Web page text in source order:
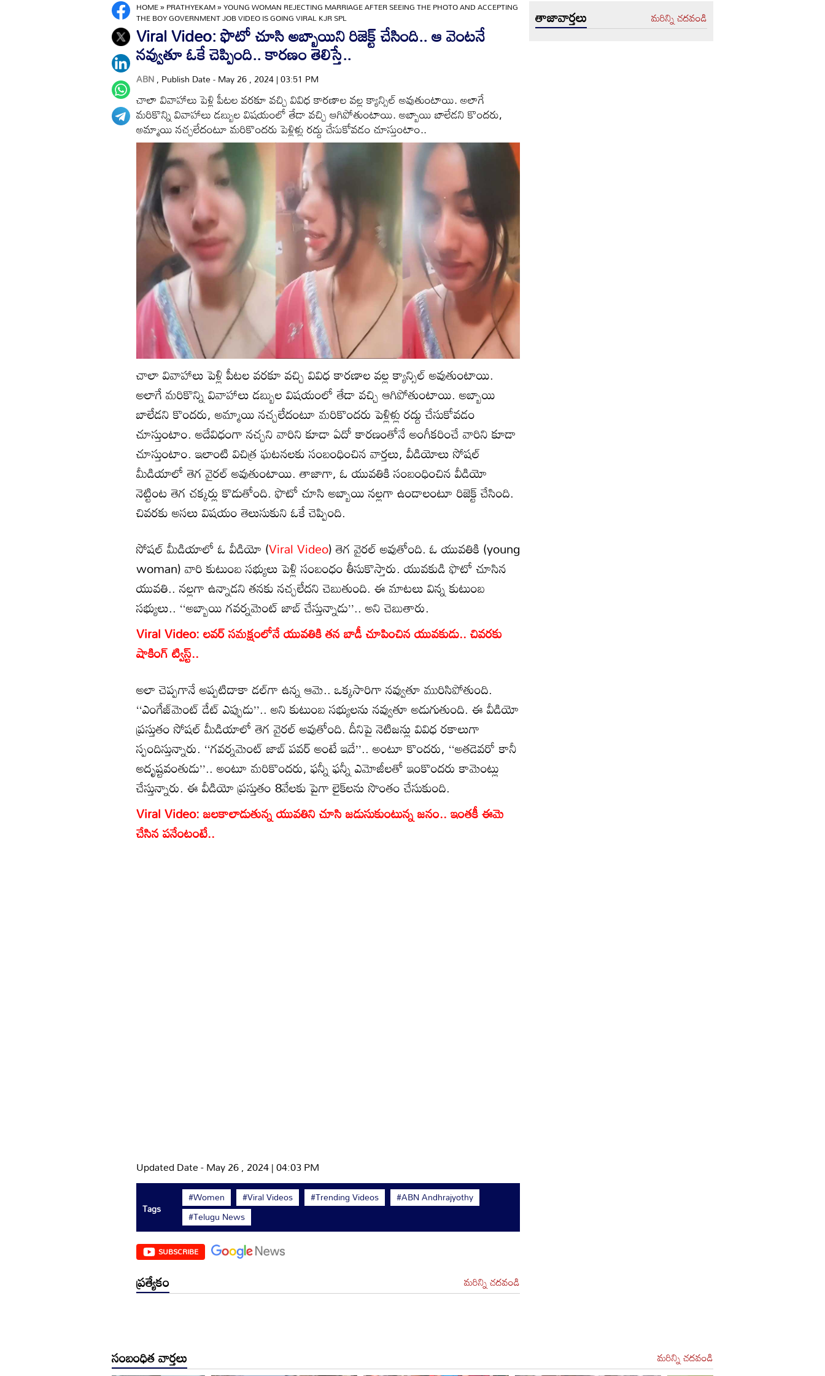
HOME»PRATHYEKAM»YOUNG WOMAN REJECTING MARRIAGE AFTER SEEING THE PHOTO AND ACCEPTING
THE BOY GOVERNMENT JOB VIDEO IS GOING VIRAL KJR SPL
Viral Video: ఫొటో చూసి అబ్బాయిని రిజెక్ట్ చేసింది.. ఆ వెంటనే
నవ్వుతూ ఓకే చెప్పింది.. కారణం తెలిస్తే..
ABN, Publish Date - May 26 , 2024 | 03:51 PM
చాలా వివాహాలు పెళ్లి పీటల వరకూ వచ్చి వివిధ కారణాల వల్ల క్యాన్సిల్ అవుతుంటాయి. అలాగే
మరికొన్ని వివాహాలు డబ్బుల విషయంలో తేడా వచ్చి ఆగిపోతుంటాయి. అబ్బాయి బాలేడని కొందరు,
అమ్మాయి నచ్చలేదంటూ మరికొందరు పెళ్లిళ్లు రద్దు చేసుకోవడం చూస్తుంటాం..
చాలా వివాహాలు పెళ్లి పీటల వరకూ వచ్చి వివిధ కారణాల వల్ల క్యాన్సిల్ అవుతుంటాయి.
అలాగే మరికొన్ని వివాహాలు డబ్బుల విషయంలో తేడా వచ్చి ఆగిపోతుంటాయి. అబ్బాయి
బాలేడని కొందరు, అమ్మాయి నచ్చలేదంటూ మరికొందరు పెళ్లిళ్లు రద్దు చేసుకోవడం
చూస్తుంటాం. అదేవిధంగా నచ్చని వారిని కూడా ఏదో కారణంతోనే అంగీకరించే వారిని కూడా
చూస్తుంటాం. ఇలాంటి విచిత్ర ఘటనలకు సంబంధించిన వార్తలు, వీడియోలు సోషల్
మీడియాలో తెగ వైరల్ అవుతుంటాయి. తాజాగా, ఓ యువతికి సంబంధించిన వీడియో
నెట్టింట తెగ చక్కర్లు కొడుతోంది. ఫొటో చూసి అబ్బాయి నల్లగా ఉండాలంటూ రిజెక్ట్ చేసింది.
చివరకు అసలు విషయం తెలుసుకుని ఓకే చెప్పింది.
సోషల్ మీడియాలో ఓ వీడియో (Viral Video) తెగ వైరల్ అవుతోంది. ఓ యువతికి (young
woman) వారి కుటుంబ సభ్యులు పెళ్లి సంబంధం తీసుకొస్తారు. యువకుడి ఫొటో చూసిన
యువతి.. నల్లగా ఉన్నాడని తనకు నచ్చలేదని చెబుతుంది. ఈ మాటలు విన్న కుటుంబ
సభ్యులు.. ‘‘అబ్బాయి గవర్నమెంట్ జాబ్ చేస్తున్నాడు’’.. అని చెబుతారు.
Viral Video: లవర్ సమక్షంలోనే యువతికి తన బాడీ చూపించిన యువకుడు.. చివరకు
షాకింగ్ ట్విస్ట్..
అలా చెప్పగానే అప్పటిదాకా డల్‌గా ఉన్న ఆమె.. ఒక్కసారిగా నవ్వుతూ మురిసిపోతుంది.
‘‘ఎంగేజ్‌మెంట్ డేట్ ఎప్పుడు’’.. అని కుటుంబ సభ్యులను నవ్వుతూ అడుగుతుంది. ఈ వీడియో
ప్రస్తుతం సోషల్ మీడియాలో తెగ వైరల్ అవుతోంది. దీనిపై నెటిజన్లు వివిధ రకాలుగా
స్పందిస్తున్నారు. ‘‘గవర్నమెంట్ జాబ్ పవర్ అంటే ఇదే’’.. అంటూ కొందరు, ‘‘అతడెవరో కానీ
అదృష్టవంతుడు’’.. అంటూ మరికొందరు, ఫన్నీ ఫన్నీ ఎమోజీలతో ఇంకొందరు కామెంట్లు
చేస్తున్నారు. ఈ వీడియో ప్రస్తుతం 8వేలకు పైగా లైక్‌లను సొంతం చేసుకుంది.
Viral Video: జలకాలాడుతున్న యువతిని చూసి జడుసుకుంటున్న జనం.. ఇంతకీ ఈమె
చేసిన పనేంటంటే..
Updated Date - May 26 , 2024 | 04:03 PM
Tags
#Women #Viral Videos #Trending Videos
#ABN Andhrajyothy
#Telugu News
SUBSCRIBE
ప్రత్యేకం మరిన్ని చదవండి
తాజావార్తలు మరిన్ని చదవండి
సంబంధిత వార్తలు మరిన్ని చదవండి